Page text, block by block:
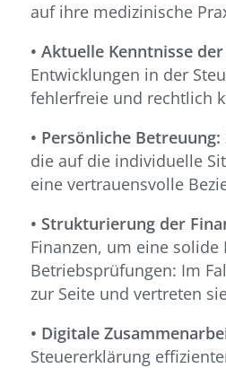
auf ihre medizinische
• Aktuelle Kenntnisse
Entwicklungen in der
fehlerfreie und rechtlich
• Persönliche Betreuung:
die auf die individuelle
eine vertrauensvolle
• Strukturierung der
Finanzen, um eine
Betriebsprüfungen: Im
zur Seite und vertreten
• Digitale
Steuererklärung